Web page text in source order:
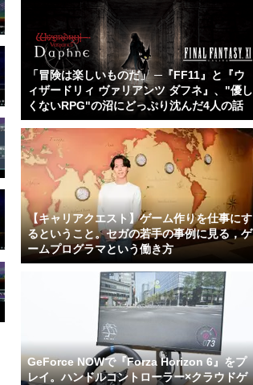
「冒険は楽しいものだ」 ─『FF11』と『ウ
ィザードリィ ヴァリアンツ ダフネ』、"優し
くないRPG"の沼にどっぷり沈んだ4人の話
【キャリアクエスト】ゲーム作りを仕事にす
るということ。セガの若手の事例に見る，ゲ
ームプログラマという働き方
GeForce NOWで『Forza Horizon 6』をプ
レイ。ハンドルコントローラー×クラウドゲ